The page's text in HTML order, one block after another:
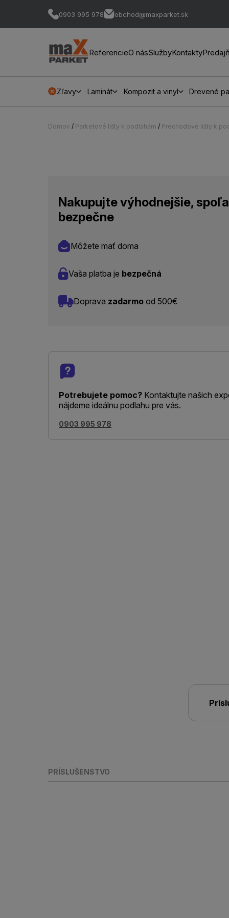
0903 995 978 obchod@maxparket.sk
ReferencieO násSlužbyKontakty
Zľavy Laminát Kompozit a vinyl Drevené
Domov / Parketové lišty k podlahám / Prechodové lišty k
Nakupujte výhodnejšie,
bezpečne
Môžete mať doma
Vaša platba je bezpečná
Doprava zadarmo od 500€
Potrebujete pomoc? Kontaktujte našich
nájdeme ideálnu podlahu pre vás.
0903 995 978
PRÍSLUŠENSTVO